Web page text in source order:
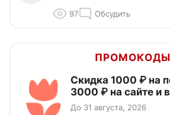
97 Обсудить
ПРОМОКОДЫ
Скидка 1000 ₽ на
3000 ₽ на сайте и
До 31 августа, 2026